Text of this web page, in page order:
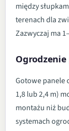
między
terenach dla
Zazwyczaj ma
Gotowe panele
1,8 lub 2,4 m)
montażu niż
systemach